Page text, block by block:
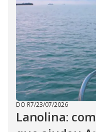
DO R7/23/07/2026
Lanolina: